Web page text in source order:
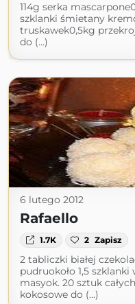
114g serka
szklanki śmietany
truskawek0,5kg
do (...)
6 lutego 2012
Rafaello
1.7K 2 Zapisz
2 tabliczki białej
pudruokoło 1,5
masyok. 20 sztuk
kokosowe do (...)